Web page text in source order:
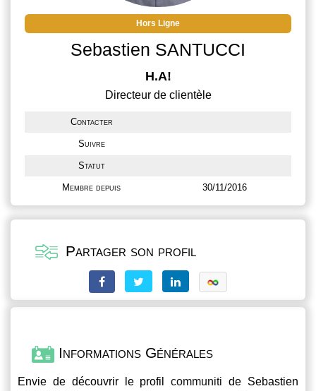
Hors Ligne
Sebastien SANTUCCI
H.A!
Directeur de clientèle
Contacter
Suivre
Statut
Membre depuis 30/11/2016
Partager son profil
Informations Générales
Envie de découvrir le profilcommuniti de Sebastien